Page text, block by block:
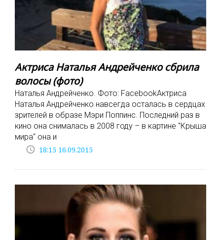
Актриса Наталья Андрейченко сбрила
волосы (фото)
Наталья Андрейченко. Фото: FacebookАктриса
Наталья Андрейченко навсегда осталась в сердцах
зрителей в образе Мэри Поппинс. Последний раз в
кино она снималась в 2008 году – в картине "Крыша
мира" она и
access_time 18:15 16.09.2015